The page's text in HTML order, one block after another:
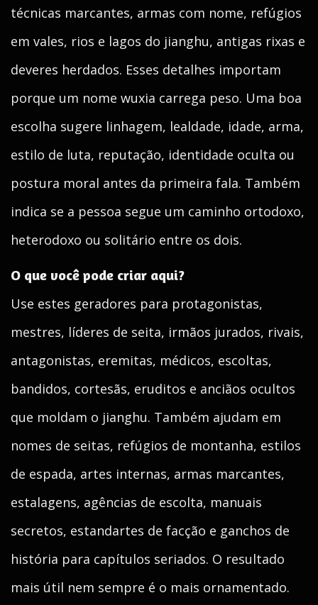
técnicas marcantes, armas com nome, refúgios
em vales, rios e lagos do jianghu, antigas rixas e
deveres herdados. Esses detalhes importam
porque um nome wuxia carrega peso. Uma boa
escolha sugere linhagem, lealdade, idade, arma,
estilo de luta, reputação, identidade oculta ou
postura moral antes da primeira fala. Também
indica se a pessoa segue um caminho ortodoxo,
heterodoxo ou solitário entre os dois.
O que você pode criar aqui?
Use estes geradores para protagonistas,
mestres, líderes de seita, irmãos jurados, rivais,
antagonistas, eremitas, médicos, escoltas,
bandidos, cortesãs, eruditos e anciãos ocultos
que moldam o jianghu. Também ajudam em
nomes de seitas, refúgios de montanha, estilos
de espada, artes internas, armas marcantes,
estalagens, agências de escolta, manuais
secretos, estandartes de facção e ganchos de
história para capítulos seriados. O resultado
mais útil nem sempre é o mais ornamentado.